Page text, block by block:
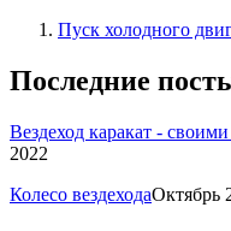
Пуск холодного
Последние
Вездеход каракат -
2022
Колесо вездеходаОктябрь